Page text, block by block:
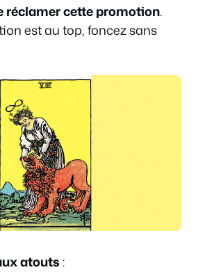
réclamer cette promotion.
est au top, foncez sans
atouts :